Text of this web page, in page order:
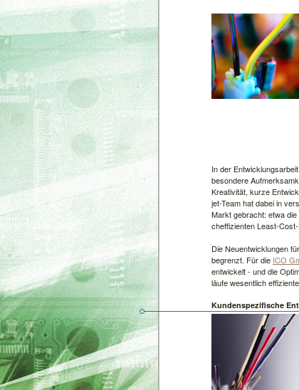
In der
be­son­de­re
Krea­ti­vi­tät, kur­ze
jet-Team hat da­bei in
Markt ge­bracht: et­wa
ch­ef­fi­zi­en­ten Least-
Die Neu­ent­wick­lun­gen
be­g­renzt. Für die ICO
ent­wi­ckelt - und die
läu­fe we­sent­lich
Kun­den­spe­zi­fi­sche